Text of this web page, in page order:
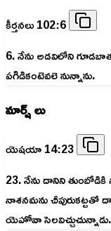
కీర్తనలు 102:6
6. నేను అడవిలోని
పగిడికంటెవలె నున్నాను.
మార్ష్ లు
యెషయా 14:23
23. నేను దానిని తుంబోడికి
నాశనమను చీపురుకట్టతో
యెహోవా సెలవిచ్చుచున్నాడు.